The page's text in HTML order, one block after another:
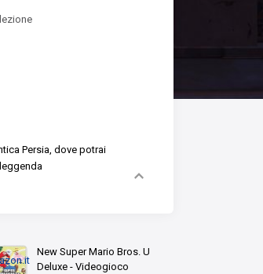
Persia, dove potrai
New Super Mario Bros. U
Deluxe - Videogioco